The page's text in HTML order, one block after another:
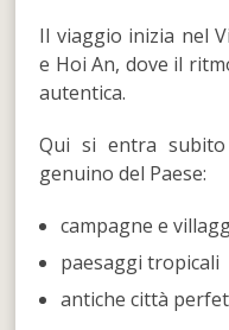
Il viaggio inizia nel
e Hoi An, dove il
autentica.
Qui si entra
genuino del Paese:
campagne e
paesaggi tropicali
antiche città